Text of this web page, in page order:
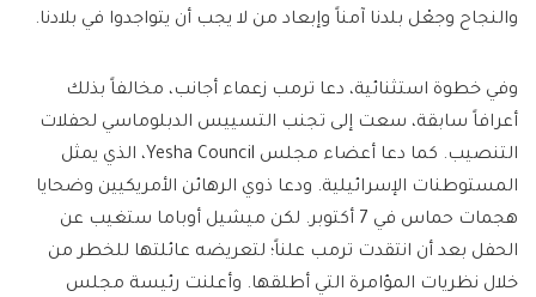
والنجاح وجعْل بلدنا آمناً وإبعاد من لا يجب أن يتواجدوا في بلادنا.
وفي خطوة استثنائية، دعا ترمب زعماء أجانب، مخالفاً بذلك
أعرافاً سابقة، سعت إلى تجنب التسييس الدبلوماسي لحفلات
التنصيب. كما دعا أعضاء مجلس Yesha Council، الذي يمثل
المستوطنات الإسرائيلية. ودعا ذوي الرهائن الأمريكيين وضحايا
هجمات حماس في 7 أكتوبر. لكن ميشيل أوباما ستغيب عن
الحفل بعد أن انتقدت ترمب علناً؛ لتعريضه عائلتها للخطر من
خلال نظريات المؤامرة التي أطلقها. وأعلنت رئيسة مجلس